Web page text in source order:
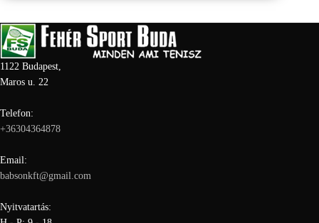
1122 Budapest,
Maros u. 22
Telefon:
+36304364878
Email:
babsonkft@gmail.com
Nyitvatartás: